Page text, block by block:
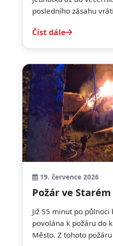
posledního zásahu
Číst dále
19. července 2026
Požár ve
Již 55 minut po
povolána k požáru do
Město. Z tohoto